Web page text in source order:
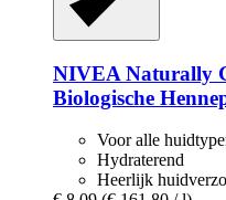
NIVEA Naturally
Biologische
Voor alle
Hydraterend
Heerlijk